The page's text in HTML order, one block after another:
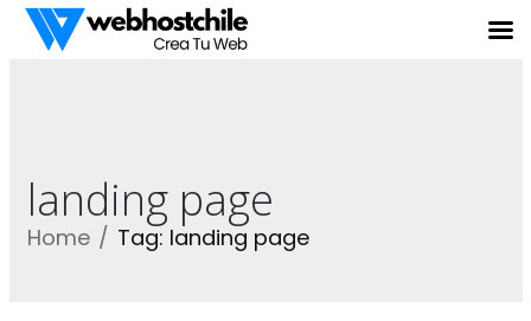
landing page
Home Tag: landing page